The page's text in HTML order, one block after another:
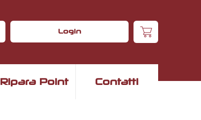
Login
Ripara Point Contatti